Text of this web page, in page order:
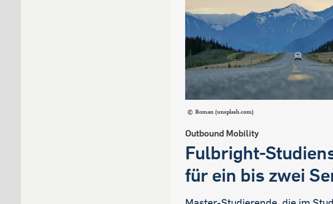
Roman (unsplash.com)
Outbound Mobility
Fulbright-
für ein bis zwei